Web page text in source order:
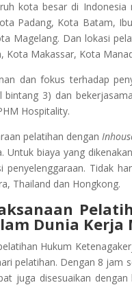
kota besar di
Padang, Kota Batam,
Magelang. Dan lokasi
Kota Makassar, Kota
dan fokus terhadap
bintang 3) dan
Hospitality.
pelatihan dengan
Untuk biaya yang
penyelenggaraan. Tidak
Thailand dan Hongkong.
Dunia Kerja
Hukum
pelatihan. Dengan 8
juga disesuaikan